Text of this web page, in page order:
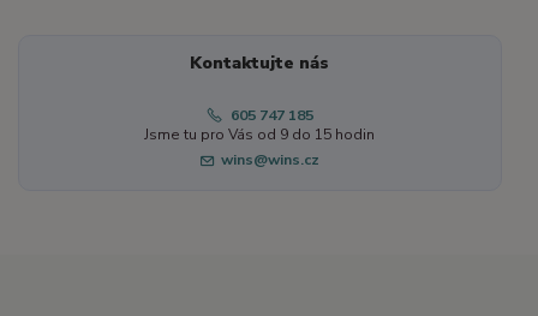
Kontaktujte nás
605 747 185
Jsme tu pro Vás od 9 do 15 hodin
wins@wins.cz